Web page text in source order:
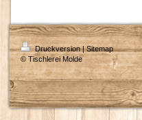
Druckversion| Sitemap
© Tischlerei Molde